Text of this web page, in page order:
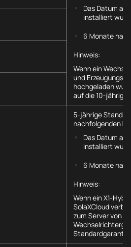
Das Datum an
installiert
6 Monate
Hinweis:
Wenn ein
und
hochgeladen
auf die 10-
5-jährige
nachfolgenden
Das Datum an
installiert
6 Monate
Hinweis:
Wenn ein X1-
SolaXCloud
zum Server von